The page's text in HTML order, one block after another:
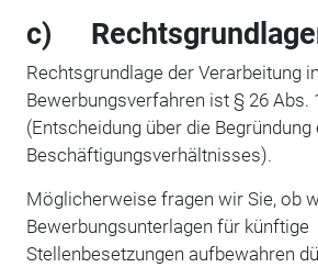
c)
Rechtsgrundlage der Verarbeitung
Bewerbungsverfahren ist § 26 Abs.
(Entscheidung über die Begründung
Beschäftigungsverhältnisses).
Möglicherweise fragen wir Sie, ob
Bewerbungsunterlagen für künftige
Stellenbesetzungen aufbewahren